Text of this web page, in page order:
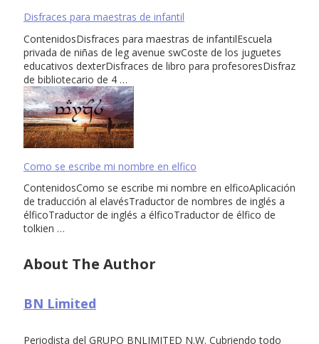
Disfraces para maestras de infantil
ContenidosDisfraces para maestras de infantilEscuela
privada de niñas de leg avenue swCoste de los juguetes
educativos dexterDisfraces de libro para profesoresDisfraz
de bibliotecario de 4 …
Como se escribe mi nombre en elfico
ContenidosComo se escribe mi nombre en elficoAplicación
de traducción al elavésTraductor de nombres de inglés a
élficoTraductor de inglés a élficoTraductor de élfico de
tolkien …
About The Author
BN Limited
Periodista del GRUPO BNLIMITED N.W. Cubriendo todo